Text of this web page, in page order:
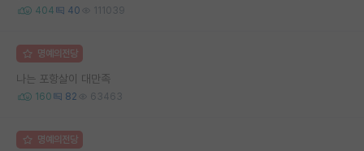
404 40 111039
명예의전당
나는 포항살이 대만족
160 82 63463
명예의전당